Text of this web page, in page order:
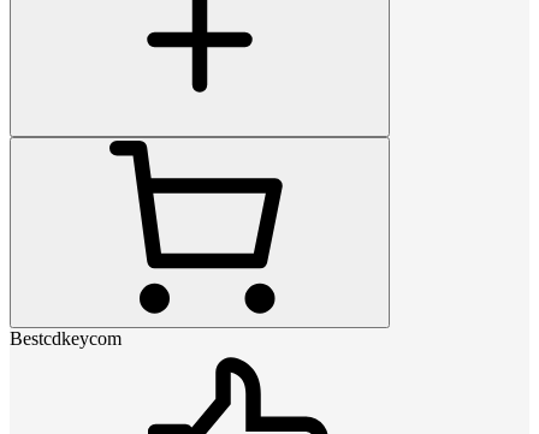
Bestcdkeycom